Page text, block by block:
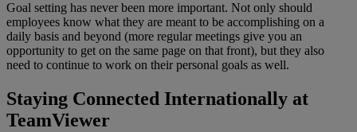
Goal setting has never been more important. Not only should
employees know what they are meant to be accomplishing on a
daily basis and beyond (more regular meetings give you an
opportunity to get on the same page on that front), but they also
need to continue to work on their personal goals as well.
Staying Connected Internationally at
TeamViewer